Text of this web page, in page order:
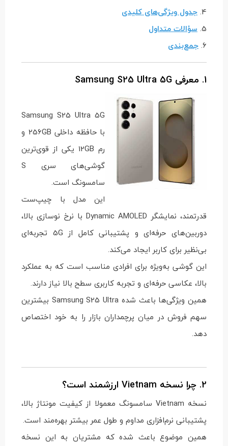
4. جدول ویژگی‌های کلیدی
5. سؤالات متداول
6. جمع‌بندی
1. معرفی Samsung S25 Ultra 5G
Samsung S25 Ultra 5G
با حافظه داخلی 256GB و
رم 12GB یکی از قوی‌ترین
گوشی‌های سری S
سامسونگ است.
این مدل با چیپ‌ست
قدرتمند، نمایشگر Dynamic AMOLED با نرخ نوسازی بالا،
دوربین‌های حرفه‌ای و پشتیبانی کامل از 5G تجربه‌ای
بی‌نظیر برای کاربر ایجاد می‌کند.
این گوشی به‌ویژه برای افرادی مناسب است که به عملکرد
بالا، عکاسی حرفه‌ای و تجربه کاربری سطح بالا نیاز دارند.
همین ویژگی‌ها باعث شده Samsung S25 Ultra بیشترین
سهم فروش در میان پرچمداران بازار را به خود اختصاص
دهد.
2. چرا نسخه Vietnam ارزشمند است؟
نسخه Vietnam سامسونگ معمولا از کیفیت مونتاژ بالا،
پشتیبانی نرم‌افزاری مداوم و طول عمر بیشتر بهره‌مند است.
همین موضوع باعث شده که مشتریان به این نسخه